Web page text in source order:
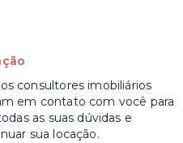
consultores imobiliários
em contato com você para
as suas dúvidas e
sua locação.